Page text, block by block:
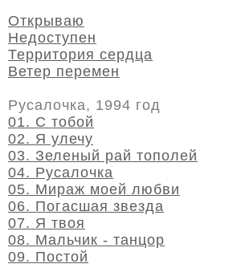
Открываю
Недоступен
Территория сердца
Ветер перемен
Русалочка, 1994 год
01. С тобой
02. Я улечу
03. Зеленый рай тополей
04. Русалочка
05. Мираж моей любви
06. Погасшая звезда
07. Я твоя
08. Мальчик - танцор
09. Постой